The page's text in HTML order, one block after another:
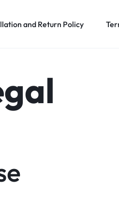
and Return Policy